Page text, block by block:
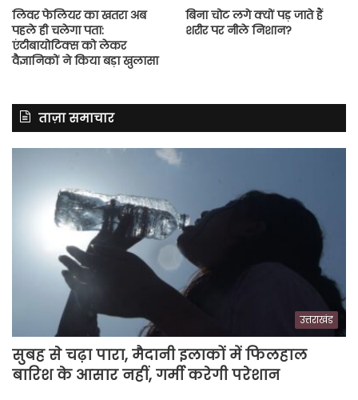
लिवर फेलियर का खतरा अब
पहले ही चलेगा पता:
एंटीबायोटिक्स को लेकर
वैज्ञानिकों ने किया बड़ा खुलासा
बिना चोट लगे क्यों पड़ जाते हैं
शरीर पर नीले निशान?
ताज़ा समाचार
उत्तराखंड
सुबह से चढ़ा पारा, मैदानी इलाकों में फिलहाल
बारिश के आसार नहीं, गर्मी करेगी परेशान